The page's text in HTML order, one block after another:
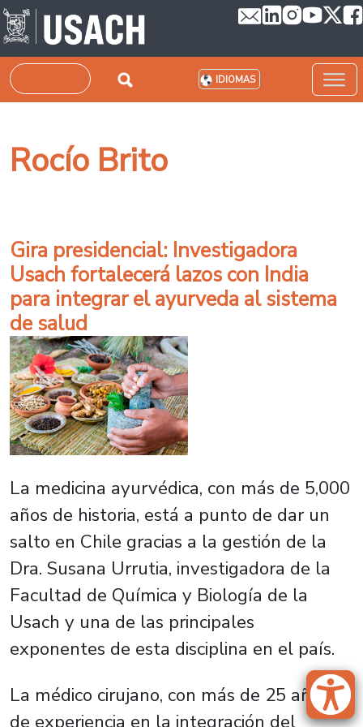
Pasar al contenido principal
Buscar IDIOMAS
Rocío Brito
Gira presidencial: Investigadora
Usach fortalecerá lazos con India
para integrar el ayurveda al sistema
de salud
La medicina ayurvédica, con más de 5,000
años de historia, está a punto de dar un
salto en Chile gracias a la gestión de la
Dra. Susana Urrutia, investigadora de la
Facultad de Química y Biología de la
Usach y una de las principales
exponentes de esta disciplina en el país.
La médico cirujano, con más de 25 años
de experiencia en la integración del